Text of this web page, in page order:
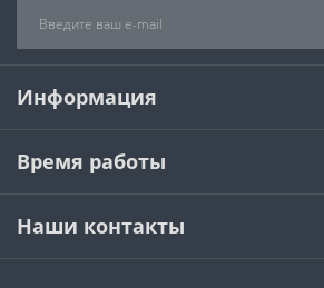
Информация
Время работы
Наши контакты